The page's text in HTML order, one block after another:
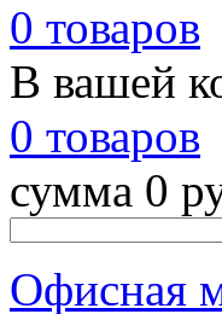
0 товаров
В вашей
0 товаров
сумма 0
Офисная